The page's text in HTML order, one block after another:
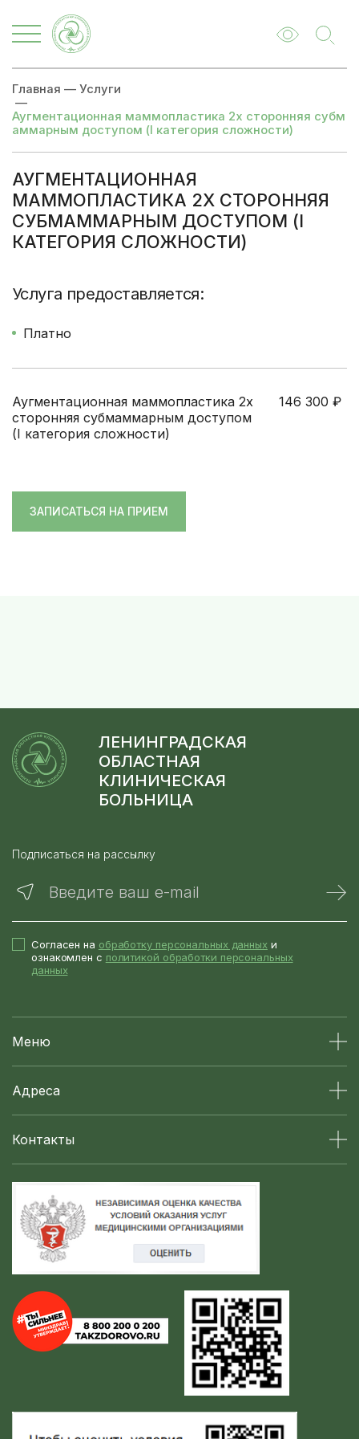
Главная — Услуги
—
Аугментационная маммопластика 2х сторонняя субм
аммарным доступом (I категория сложности)
АУГМЕНТАЦИОННАЯ
МАММОПЛАСТИКА 2Х СТОРОННЯЯ
СУБМАММАРНЫМ ДОСТУПОМ (I
КАТЕГОРИЯ СЛОЖНОСТИ)
Цены Записаться
Услуга предоставляется:
Платно
Аугментационная маммопластика 2х
сторонняя субмаммарным доступом
(I категория сложности)
146 300 ₽
ЗАПИСАТЬСЯ НА ПРИЕМ
ЛЕНИНГРАДСКАЯ
ОБЛАСТНАЯ
КЛИНИЧЕСКАЯ
БОЛЬНИЦА
Подписаться на рассылку
Введите ваш e-mail
Согласен на обработку персональных данных и
ознакомлен с политикой обработки персональных
данных
Меню
Адреса
Контакты